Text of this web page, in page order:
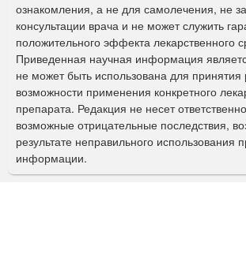
м
а
п
о
и
с
к
ознакомления, а не для самолечения, не
консультации врача и не может служить
положительного эффекта лекарственного
Приведенная научная информация
не может быть использована для
возможности применения конкретного
препарата. Редакция не несет
возможные отрицательные последствия,
результате неправильного использования
информации.